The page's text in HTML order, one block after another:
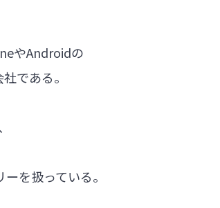
やAndroidの
である。
を扱っている。